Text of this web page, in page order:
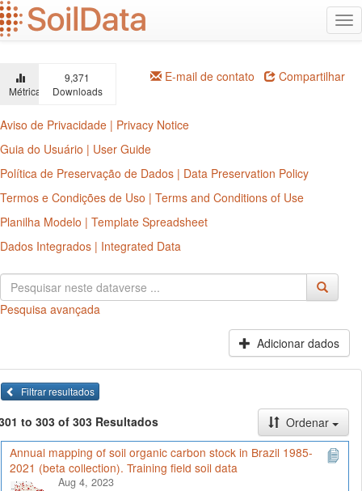
Ir
para
o
principal
Métricas
9,371
Downloads
E-mail de contato Compartilhar
Aviso de Privacidade | Privacy Notice
Guia do Usuário | User Guide
Política de Preservação de Dados | Data Preservation Policy
Termos e Condições de Uso | Terms and Conditions of Use
Planilha Modelo | Template Spreadsheet
Dados Integrados | Integrated Data
Pesquisa avançada
Adicionar dados
Filtrar resultados
to 303 of 303 Resultados
Ordenar
Annual mapping of soil organic carbon stock in Brazil 1985-
2021 (beta collection). Training field soil data
Aug 4, 2023